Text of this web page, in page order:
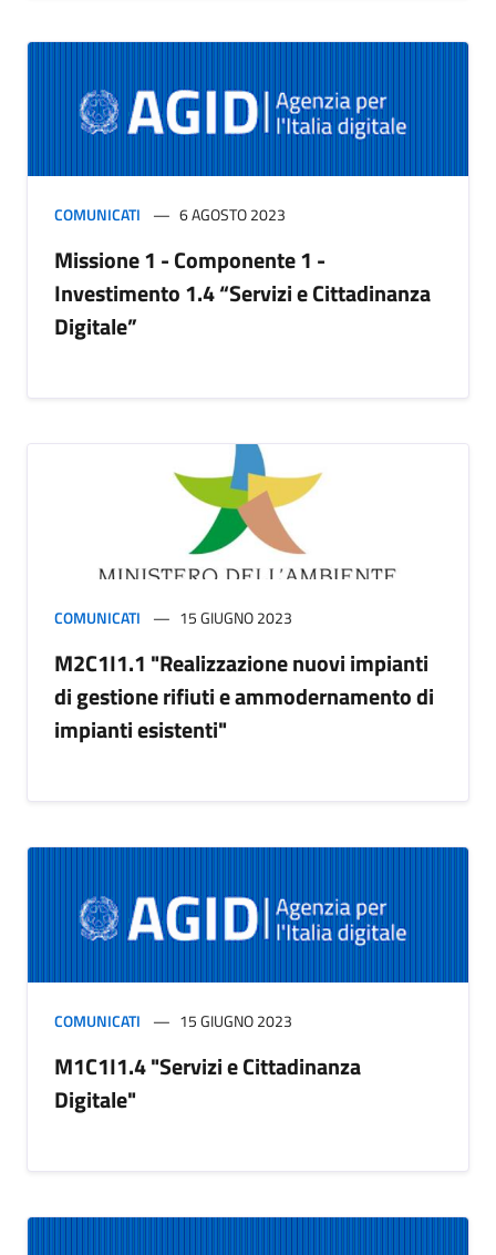
COMUNICATI 6 AGOSTO 2023
Missione 1 - Componente 1 -
Investimento 1.4 “Servizi e Cittadinanza
Digitale”
COMUNICATI 15 GIUGNO 2023
M2C1I1.1 "Realizzazione nuovi impianti
di gestione rifiuti e ammodernamento di
impianti esistenti"
COMUNICATI 15 GIUGNO 2023
M1C1I1.4 "Servizi e Cittadinanza
Digitale"